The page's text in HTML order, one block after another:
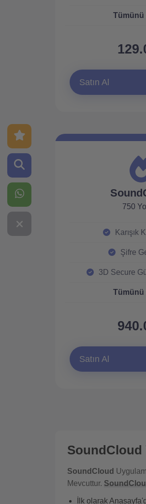
Tümünü
Satın Al
750
Karışık
Şifre
3D Secure
Tümünü
Satın Al
SoundCloud
SoundCloud
Mevcuttur.
İlk olarak